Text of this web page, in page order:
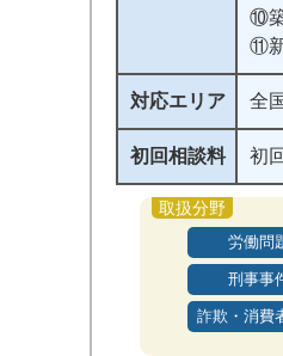
⑩
⑪
対応エリア 全
初回相談料 初
労働問
刑事事
詐欺・消費